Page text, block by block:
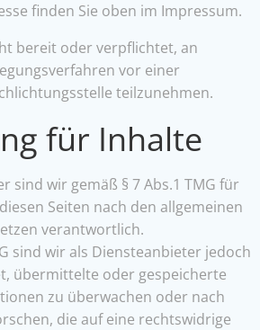
finden Sie oben im Impressum.
bereit oder verpflichtet, an
vor einer
teilzunehmen.
für Inhalte
sind wir gemäß § 7 Abs.1 TMG für
Seiten nach den allgemeinen
verantwortlich.
sind wir als Diensteanbieter jedoch
übermittelte oder gespeicherte
zu überwachen oder nach
die auf eine rechtswidrige